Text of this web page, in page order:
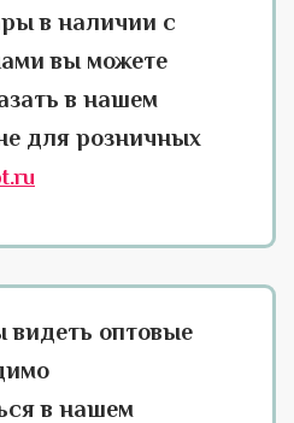
в наличии с
вы можете
в нашем
для розничных
видеть оптовые
в нашем